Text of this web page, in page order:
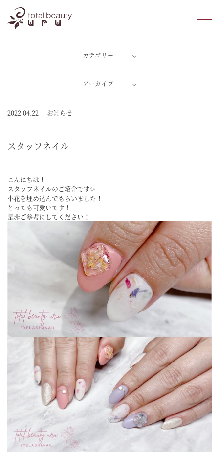
ホーム
潤のこだわり
ご予約はこちらから
カテゴリー
アーカイブ
2022.04.22 お知らせ
スタッフネイル
こんにちは！
スタッフネイルのご紹介です✨
小花を埋め込んでもらいました！
とっても可愛いです！
是非ご参考にしてください！